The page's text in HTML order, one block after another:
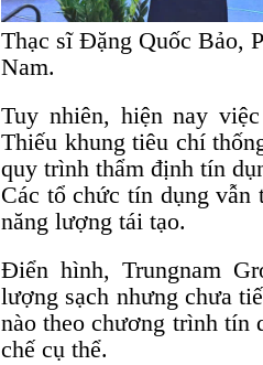
Thạc sĩ Đặng Quốc Bảo,
Nam.
Tuy nhiên, hiện nay
Thiếu khung tiêu chí
quy trình thẩm định tín
Các tổ chức tín dụng
năng lượng tái tạo.
Điển hình, Trungnam
lượng sạch nhưng chưa
nào theo chương trình tín
chế cụ thể.